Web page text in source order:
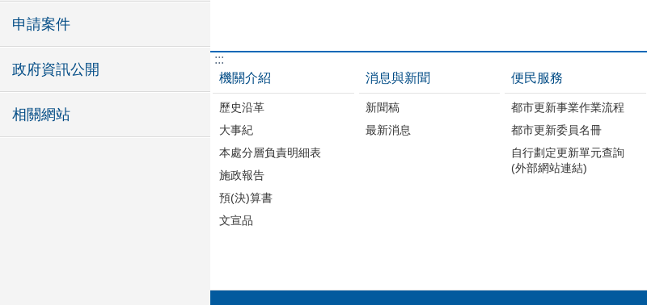
申請案件
政府資訊公開
相關網站
:::
機關介紹
歷史沿革
大事紀
本處分層負責明細表
施政報告
預(決)算書
文宣品
消息與新聞
新聞稿
最新消息
便民服務
都市更新事業作業流程
都市更新委員名冊
自行劃定更新單元查詢
(外部網站連結)